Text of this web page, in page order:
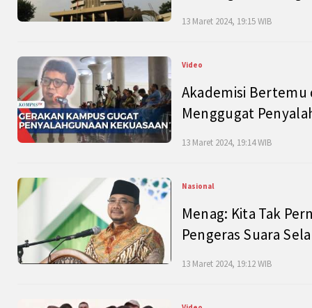
13 Maret 2024, 19:15 WIB
Video
Akademisi Bertemu
Menggugat
13 Maret 2024, 19:14 WIB
Nasional
Menag: Kita Tak
Pengeras Suara
13 Maret 2024, 19:12 WIB